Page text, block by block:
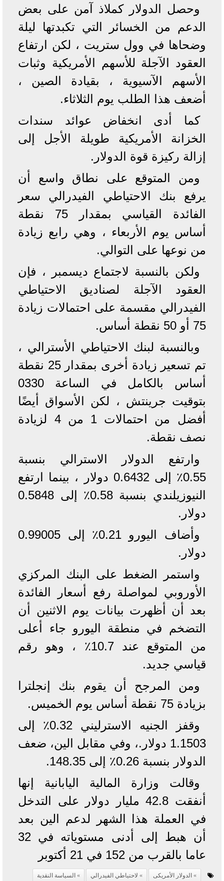
وحصل الدولار كملاذ آمن على بعض
الدعم من الخسائر التي تكبدتها ليلة
وضحاها في وول ستريت ، لكن ارتفاع
العقود الآجلة للأسهم الأمريكية وثبات
الأسهم الآسيوية ، بقيادة الصين ،
أضعف هذا الطلب يوم الثلاثاء.
كما أدى انخفاض عوائد سندات
الخزانة الأمريكية طويلة الأجل إلى
إزالة ركيزة قوة الدولار.
ومن المتوقع على نطاق واسع أن
يرفع بنك الاحتياطي الفيدرالي سعر
الفائدة القياسي بمقدار 75 نقطة
أساس يوم الأربعاء ، وهي رابع زيادة
من نوعها على التوالي.
ولكن بالنسبة لاجتماع ديسمبر ، فإن
العقود الآجلة لصناديق الاحتياطي
الفيدرالي مقسمة على احتمالات زيادة
75 أو 50 نقطة أساس.
وبالنسبة لبنك الاحتياطي الأسترالي ،
تم تسعير زيادة أخرى بمقدار 25 نقطة
أساس بالكامل في الساعة 0330
بتوقيت جرينتش ، لكن الأسواق أيضًا
أفضل من احتمالات 1 من 4 لزيادة
نصف نقطة.
وارتفع الدولار الاسترالي بنسبة
0.55٪ إلى 0.6432 دولار ، بينما ارتفع
النيوزيلندي بنسبة 0.58٪ إلى 0.5848
دولار.
وأضاف اليورو 0.21٪ إلى 0.99005
دولار.
واستمر الضغط على البنك المركزي
الأوروبي لمواصلة رفع أسعار الفائدة
بعد أن أظهرت بيانات يوم الاثنين أن
التضخم في منطقة اليورو جاء أعلى
من المتوقع عند 10.7٪ ، وهو رقم
قياسي جديد.
ومن المرجح أن يقوم بنك إنجلترا
بزيادة 75 نقطة أساس يوم الخميس.
وقفز الجنيه الاسترليني 0.32٪ إلى
1.1503 دولار.، وفي مقابل الين، ضعف
الدولار بنسبة 0.26٪ إلى 148.35.
وقالت وزارة المالية اليابانية إنها
أنفقت 42.8 مليار دولار على التدخل
في العملة هذا الشهر لدعم الين بعد
أن هبط إلى أدنى مستوياته في 32
عاما بالقرب من 152 في 21 أكتوبر
الدولار الأمريكى لاحتياطي الفيدرالي
السياسة النقدية